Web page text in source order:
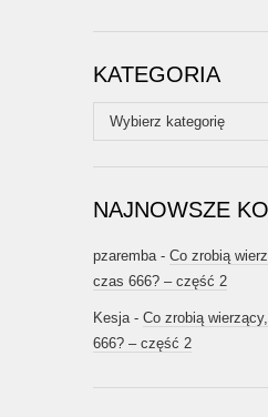
KATEGORIA
Kategoria
NAJNOWSZE
pzaremba- Co zrobią
czas 666? – część 2
Kesja- Co zrobią
666? – część 2